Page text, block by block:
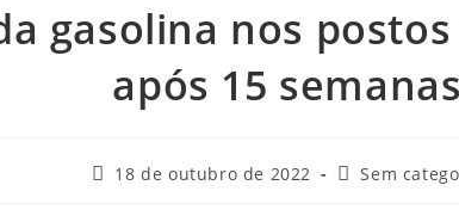
gasolina nos
após 15 semanas
18 de outubro de 2022 Sem